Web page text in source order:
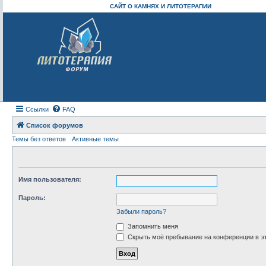
САЙТ О КАМНЯХ И ЛИТОТЕРАПИИ
Ссылки FAQ
Список форумов
Темы без ответов
Активные темы
Имя пользователя:
Пароль:
Забыли пароль?
Запомнить меня
Скрыть моё пребывание на конференции в